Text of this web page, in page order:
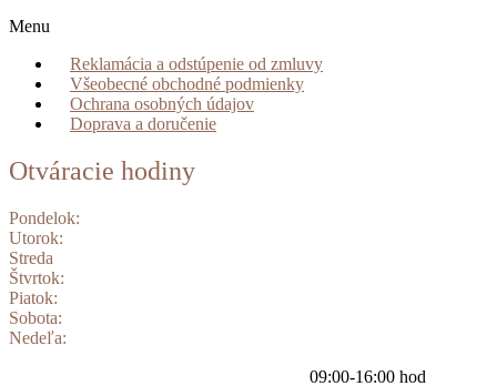
Menu
Reklamácia a odstúpenie od zmluvy
Všeobecné obchodné podmienky
Ochrana osobných údajov
Doprava a doručenie
Otváracie hodiny
Pondelok:
Utorok:
Streda
Štvrtok:
Piatok:
Sobota:
Nedeľa:
09:00-16:00 hod